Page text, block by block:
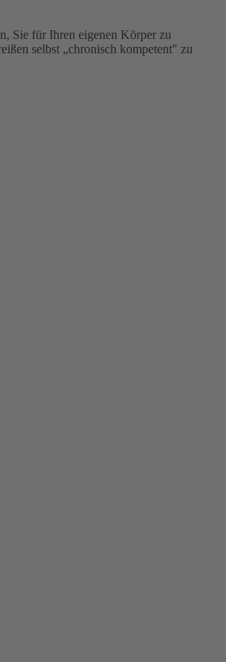
Sie für Ihren eigenen Körper zu
selbst „chronisch kompetent" zu